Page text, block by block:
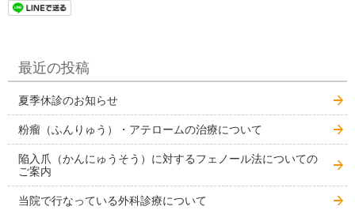
最近の投稿
夏季休診のお知らせ
粉瘤（ふんりゅう）・アテロームの治療について
陥入爪（かんにゅうそう）に対するフェノール法についての
ご案内
当院で行なっている外科診療について